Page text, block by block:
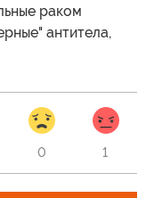
раком
антитела,
0 1